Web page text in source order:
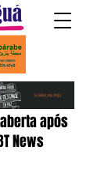
após
News